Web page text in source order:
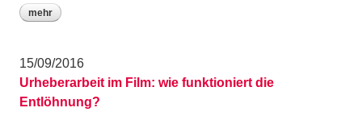
mehr
15/09/2016
Urheberarbeit im Film: wie funktioniert die
Entlöhnung?